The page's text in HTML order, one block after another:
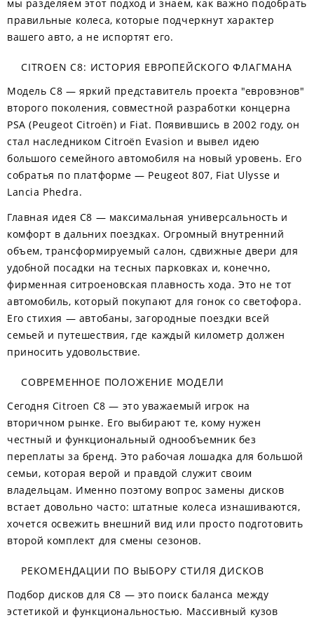
мы разделяем этот подход и знаем, как важно подобрать
правильные колеса, которые подчеркнут характер
вашего авто, а не испортят его.
CITROEN C8: ИСТОРИЯ ЕВРОПЕЙСКОГО ФЛАГМАНА
Модель C8 — яркий представитель проекта "евровэнов"
второго поколения, совместной разработки концерна
PSA (Peugeot Citroën) и Fiat. Появившись в 2002 году, он
стал наследником Citroën Evasion и вывел идею
большого семейного автомобиля на новый уровень. Его
собратья по платформе — Peugeot 807, Fiat Ulysse и
Lancia Phedra.
Главная идея С8 — максимальная универсальность и
комфорт в дальних поездках. Огромный внутренний
объем, трансформируемый салон, сдвижные двери для
удобной посадки на тесных парковках и, конечно,
фирменная ситроеновская плавность хода. Это не тот
автомобиль, который покупают для гонок со светофора.
Его стихия — автобаны, загородные поездки всей
семьей и путешествия, где каждый километр должен
приносить удовольствие.
СОВРЕМЕННОЕ ПОЛОЖЕНИЕ МОДЕЛИ
Сегодня Citroen C8 — это уважаемый игрок на
вторичном рынке. Его выбирают те, кому нужен
честный и функциональный однообъемник без
переплаты за бренд. Это рабочая лошадка для большой
семьи, которая верой и правдой служит своим
владельцам. Именно поэтому вопрос замены дисков
встает довольно часто: штатные колеса изнашиваются,
хочется освежить внешний вид или просто подготовить
второй комплект для смены сезонов.
РЕКОМЕНДАЦИИ ПО ВЫБОРУ СТИЛЯ ДИСКОВ
Подбор дисков для C8 — это поиск баланса между
эстетикой и функциональностью. Массивный кузов